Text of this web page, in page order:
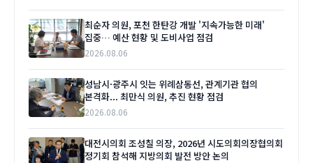
최순자 의원, 포천 한탄강 개발 '지속가능한 미래'
집중… 예산 현황 및 도비사업 점검
2026.08.06
성남시·광주시 잇는 위례삼동선, 관계기관 협의
본격화... 최만식 의원, 추진 현황 점검
2026.08.06
대전시의회 조성칠 의장, 2026년 시도의회의장협의회
정기회 참석해 지방의회 발전 방안 논의